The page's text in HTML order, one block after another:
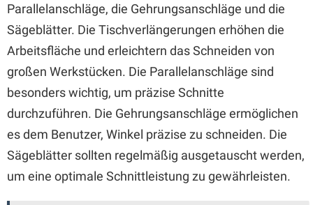
Parallelanschläge, die Gehrungsanschläge und die
Sägeblätter. Die Tischverlängerungen erhöhen die
Arbeitsfläche und erleichtern das Schneiden von
großen Werkstücken. Die Parallelanschläge sind
besonders wichtig, um präzise Schnitte
durchzuführen. Die Gehrungsanschläge ermöglichen
es dem Benutzer, Winkel präzise zu schneiden. Die
Sägeblätter sollten regelmäßig ausgetauscht werden,
um eine optimale Schnittleistung zu gewährleisten.